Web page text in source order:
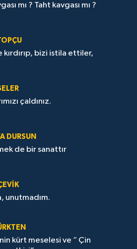
mı ? Taht kavgası mı ?
kırdırıp, bizi istila ettiler,
çaldınız.
DURSUN
de bir sanattır
unutmadım.
kürt meselesi ve “ Çin